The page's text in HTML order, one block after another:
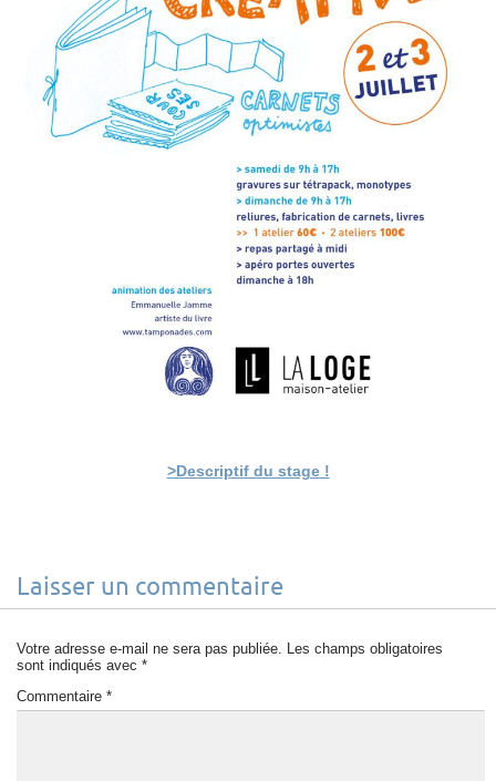
>Descriptif du stage !
Laisser un commentaire
Votre adresse e-mail ne sera pas publiée. Les champs obligatoires
sont indiqués avec *
Commentaire *